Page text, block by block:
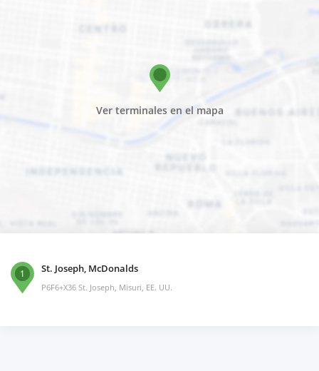
Ver terminales en el mapa
1 St. Joseph, McDonalds
P6F6+X36 St. Joseph, Misuri, EE. UU.